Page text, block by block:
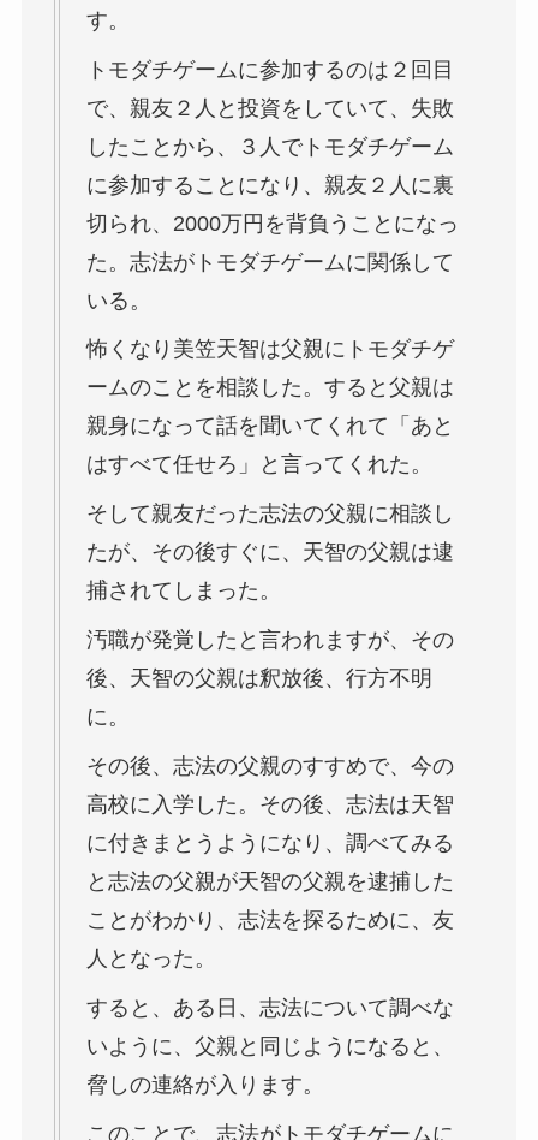
す。
トモダチゲームに参加するのは２回目
で、親友２人と投資をしていて、失敗
したことから、３人でトモダチゲーム
に参加することになり、親友２人に裏
切られ、2000万円を背負うことになっ
た。志法がトモダチゲームに関係して
いる。
怖くなり美笠天智は父親にトモダチゲ
ームのことを相談した。すると父親は
親身になって話を聞いてくれて「あと
はすべて任せろ」と言ってくれた。
そして親友だった志法の父親に相談し
たが、その後すぐに、天智の父親は逮
捕されてしまった。
汚職が発覚したと言われますが、その
後、天智の父親は釈放後、行方不明
に。
その後、志法の父親のすすめで、今の
高校に入学した。その後、志法は天智
に付きまとうようになり、調べてみる
と志法の父親が天智の父親を逮捕した
ことがわかり、志法を探るために、友
人となった。
すると、ある日、志法について調べな
いように、父親と同じようになると、
脅しの連絡が入ります。
このことで、志法がトモダチゲームに